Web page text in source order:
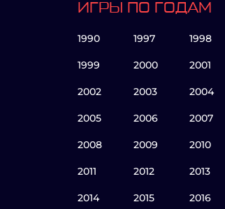
ИГРЫ ПО ГОДАМ
1990 1997 1998
1999 2000 2001
2002 2003 2004
2005 2006 2007
2008 2009 2010
2011 2012 2013
2014 2015 2016